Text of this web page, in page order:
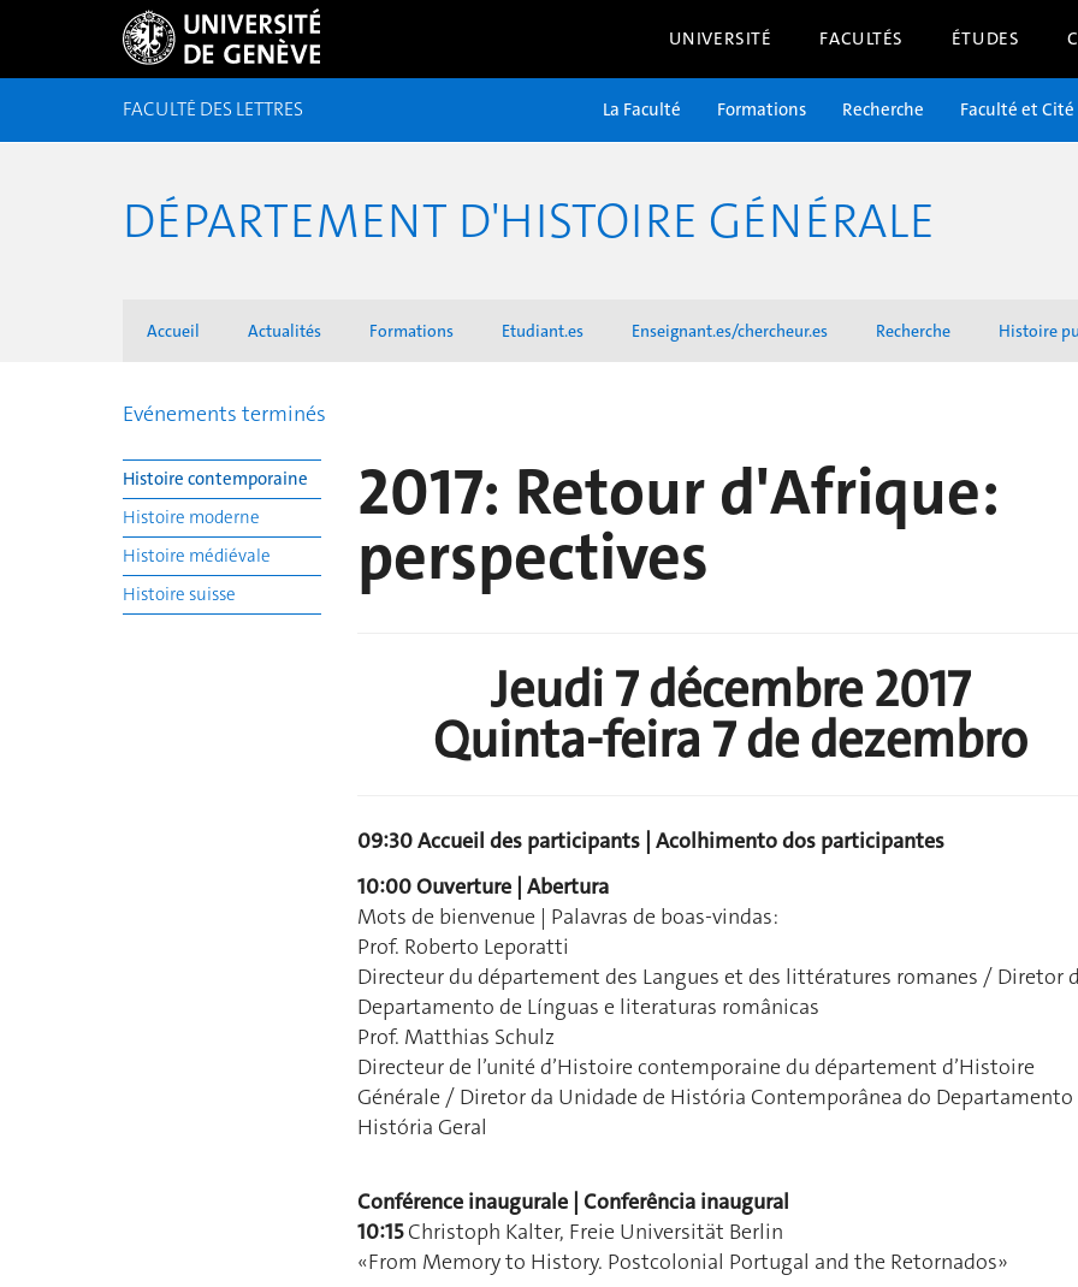
UNIVERSITÉ FACULTÉS ÉTUDES
FACULTÉ DES LETTRES La Faculté Formations Recherche Faculté et Cité
DÉPARTEMENT D'HISTOIRE GÉNÉRALE
Accueil Actualités Formations Etudiant.es Enseignant.es/chercheur.es Recherche Histoire
Evénements terminés
Histoire contemporaine
Histoire moderne
Histoire médiévale
Histoire suisse
2017: Retour d'Afrique:
perspectives
Jeudi 7 décembre 2017
Quinta-feira 7 de dezembro
09:30Accueil des participants | Acolhimento dos participantes
10:00Ouverture | Abertura
Mots de bienvenue | Palavras de boas-vindas:
Prof. Roberto Leporatti
Directeur du département des Langues et des littératures romanes / Diretor
Departamento de Línguas e literaturas românicas
Prof. Matthias Schulz
Directeur de l’unité d’Histoire contemporaine du département d’Histoire
Générale / Diretor da Unidade de História Contemporânea do Departamento
História Geral
Conférence inaugurale | Conferência inaugural
10:15Christoph Kalter, Freie Universität Berlin
«From Memory to History. Postcolonial Portugal and the Retornados»